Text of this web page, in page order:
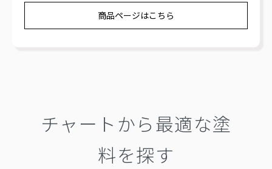
商品ページはこちら
チャートから最適な塗
料を探す